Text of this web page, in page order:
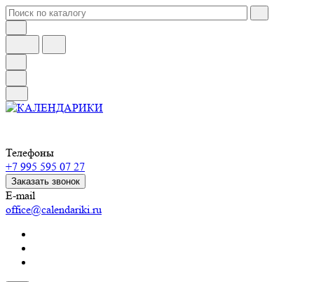
Телефоны
+7 995 595 07 27
Заказать звонок
E-mail
office@calendariki.ru